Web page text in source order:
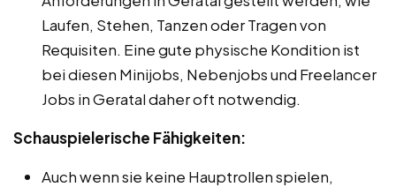
Laufen, Stehen, Tanzen oder Tragen von
Requisiten. Eine gute physische Kondition ist
bei diesen Minijobs, Nebenjobs und Freelancer
Jobs in Geratal daher oft notwendig.
Schauspielerische Fähigkeiten:
Auch wenn sie keine Hauptrollen spielen,